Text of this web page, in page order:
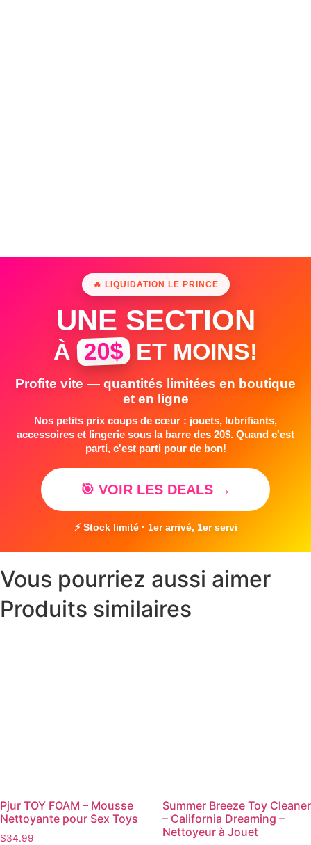
🔥 LIQUIDATION LE PRINCE
UNE SECTION
À 20$ ET MOINS!
Profite vite — quantités limitées en boutique
et en ligne
Nos petits prix coups de cœur : jouets, lubrifiants,
accessoires et lingerie sous la barre des 20$. Quand c'est
parti, c'est parti pour de bon!
🎯 VOIR LES DEALS →
⚡ Stock limité · 1er arrivé, 1er servi
Vous pourriez aussi aimer
Produits similaires
Pjur TOY FOAM – Mousse
Nettoyante pour Sex Toys
$34.99
Summer Breeze Toy Cleaner
– California Dreaming –
Nettoyeur à Jouet